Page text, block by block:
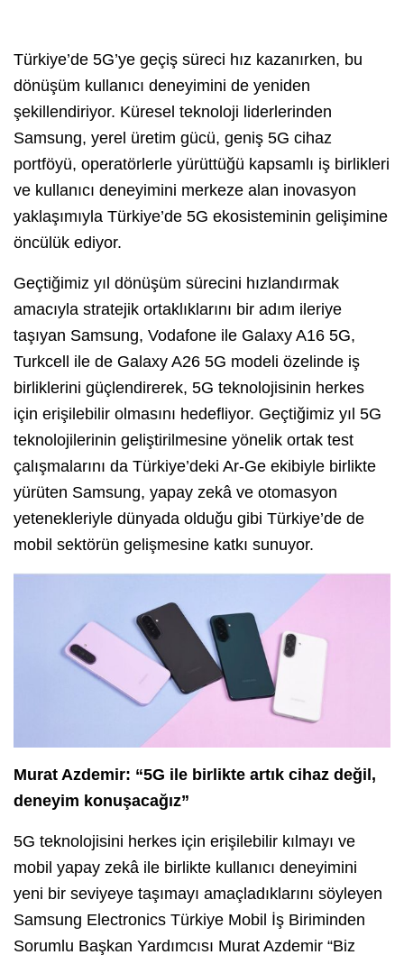
Türkiye’de 5G’ye geçiş süreci hız kazanırken, bu
dönüşüm kullanıcı deneyimini de yeniden
şekillendiriyor. Küresel teknoloji liderlerinden
Samsung, yerel üretim gücü, geniş 5G cihaz
portföyü, operatörlerle yürüttüğü kapsamlı iş birlikleri
ve kullanıcı deneyimini merkeze alan inovasyon
yaklaşımıyla Türkiye’de 5G ekosisteminin gelişimine
öncülük ediyor.
Geçtiğimiz yıl dönüşüm sürecini hızlandırmak
amacıyla stratejik ortaklıklarını bir adım ileriye
taşıyan Samsung, Vodafone ile Galaxy A16 5G,
Turkcell ile de Galaxy A26 5G modeli özelinde iş
birliklerini güçlendirerek, 5G teknolojisinin herkes
için erişilebilir olmasını hedefliyor. Geçtiğimiz yıl 5G
teknolojilerinin geliştirilmesine yönelik ortak test
çalışmalarını da Türkiye’deki Ar-Ge ekibiyle birlikte
yürüten Samsung, yapay zekâ ve otomasyon
yetenekleriyle dünyada olduğu gibi Türkiye’de de
mobil sektörün gelişmesine katkı sunuyor.
Murat Azdemir: “5G ile birlikte artık cihaz değil,
deneyim konuşacağız”
5G teknolojisini herkes için erişilebilir kılmayı ve
mobil yapay zekâ ile birlikte kullanıcı deneyimini
yeni bir seviyeye taşımayı amaçladıklarını söyleyen
Samsung Electronics Türkiye Mobil İş Biriminden
Sorumlu Başkan Yardımcısı Murat Azdemir “Biz